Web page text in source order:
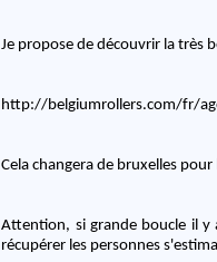
Je propose de découvrir la très
http://belgiumrollers.com/fr/
Cela changera de bruxelles
Attention, si grande boucle il y
récupérer les personnes